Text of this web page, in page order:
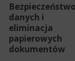
Bezpieczeństwo
danych i
eliminacja
papierowych
dokumentów